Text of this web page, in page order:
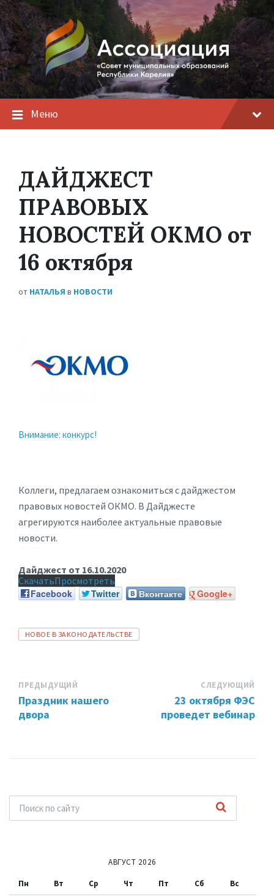
Меню
ДАЙДЖЕСТ
ПРАВОВЫХ
НОВОСТЕЙ ОКМО от
16 октября
от НАТАЛЬЯ в НОВОСТИ
Внимание: конкурс!
Коллеги, предлагаем ознакомиться с дайджестом
правовых новостей ОКМО. В Дайджесте
агрегируются наиболее актуальные правовые
новости.
Дайджест от 16.10.2020
СкачатьПросмотреть
Facebook
Twitter Вконтакте Google+
ТЕГИ:
НОВОЕ В ЗАКОНОДАТЕЛЬСТВЕ
ПРЕДЫДУЩИЙ
Праздник нашего
двора
СЛЕДУЮЩИЙ
23 октября ФЭС
проведет вебинар
АВГУСТ 2026
Пн Вт Ср Чт Пт Сб Вс